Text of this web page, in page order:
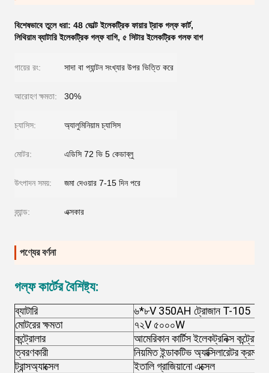
বিশেষভাবে তুলে ধরা: 48 ভোল্ট ইলেকট্রিক ফায়ার ট্রাক গল্ফ কার্ট,
লিথিয়াম ব্যাটারি ইলেকট্রিক গল্ফ বাগি, ৫ সিটার ইলেকট্রিক গলফ বাগ
গায়ের রং: সাদা বা প্যান্টন সংখ্যার উপর ভিত্তি করে
আরোহণ ক্ষমতা: 30%
চ্যাসিস: অ্যালুমিনিয়াম চ্যাসিস
মোটর: এডিসি 72 ভি 5 কেডাব্লু
উৎপাদন সময়: জমা দেওয়ার 7-15 দিন পরে
ব্র্যান্ড: এক্সকার
পণ্যের বর্ণনা
গল্ফ কার্টের বৈশিষ্ট্য:
ব্যাটারি
৬*৮V 350AH ট্রোজান T-105
মোটরের ক্ষমতা
৭২V ৫০০০W
কন্ট্রোলার
আমেরিকান কার্টিস ইলেকট্রনিক্স কন্ট্রোলার
ত্বরণকারী
নিয়মিত ইন্ডাকটিভ অ্যাক্সিলারেটর
ট্রান্সঅ্যাক্সেল
ইতালি গ্রাজিয়ানো এক্সেল